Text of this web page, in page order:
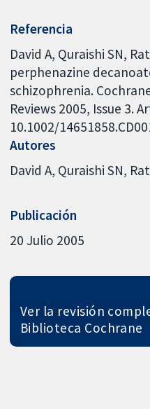
Referencia
David A, Quraishi SN,
perphenazine
schizophrenia.
Reviews 2005, Issue 3.
10.1002/
Autores
David A Quraishi SN
Publicación
20 Julio 2005
Ver la revisión
Biblioteca Cochrane